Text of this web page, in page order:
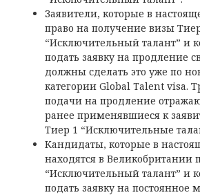
Заявители, которые в
право на получение визы
“Исключительный талант” и
подать заявку на продление
должны сделать это уже по
категории Global Talent visa.
подачи на продление
ранее применявшиеся к
Тиер 1 “Исключительные
Кандидаты, которые в
находятся в Великобритании
“Исключительный талант” и
подать заявку на постоянное